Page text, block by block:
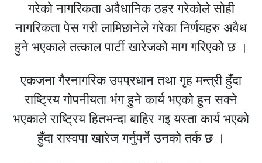
गरेको नागरिकता अवैधानिक ठहर गरेकोले सोही
नागरिकता पेस गरी लामिछानेले गरेका निर्णयहरु अवैध
हुने भएकाले तत्काल पार्टी खारेजको माग गरिएको छ ।
एकजना गैरनागरिक उपप्रधान तथा गृह मन्त्री हुँदा
राष्ट्रिय गोपनीयता भंग हुने कार्य भएको हुन सक्ने
भएकाले राष्ट्रिय हितभन्दा बाहिर गइ यस्ता कार्य भएको
हुँदा रास्वपा खारेज गर्नुपर्ने उनको तर्क छ ।